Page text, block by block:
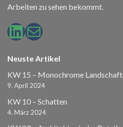
Arbeiten zu sehen bekommt.
LinkedIn
E-Mail
Neuste Artikel
KW 15 – Monochrome Landschaft
9. April 2024
KW 10 – Schatten
4. März 2024